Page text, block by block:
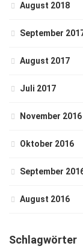
August 2018
September
August 2017
Juli 2017
November 2016
Oktober 2016
September
August 2016
Schlagwörter